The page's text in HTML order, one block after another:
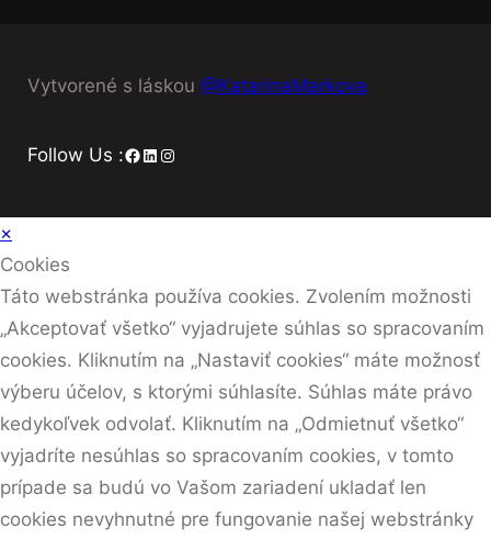
Vytvorené s láskou @KatarinaMarkova
Follow Us :Facebook
LinkedIn
Instagram
×
Cookies
Táto webstránka používa cookies. Zvolením možnosti
„Akceptovať všetko“ vyjadrujete súhlas so spracovaním
cookies. Kliknutím na „Nastaviť cookies“ máte možnosť
výberu účelov, s ktorými súhlasíte. Súhlas máte právo
kedykoľvek odvolať. Kliknutím na „Odmietnuť všetko“
vyjadríte nesúhlas so spracovaním cookies, v tomto
prípade sa budú vo Vašom zariadení ukladať len
cookies nevyhnutné pre fungovanie našej webstránky